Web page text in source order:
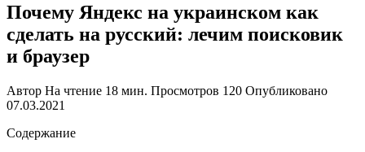
Почему Яндекс на украинском как
сделать на русский: лечим поисковик
и браузер
Автор На чтение 18 мин. Просмотров 120 Опубликовано
07.03.2021
Содержание